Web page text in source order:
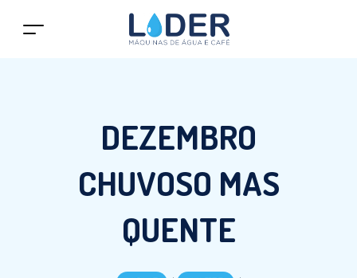
DEZEMBRO
CHUVOSO MAS
QUENTE